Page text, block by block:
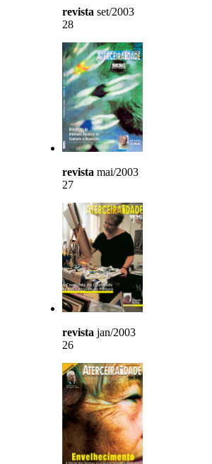
revista set/2003
28
revista mai/2003
27
revista jan/2003
26